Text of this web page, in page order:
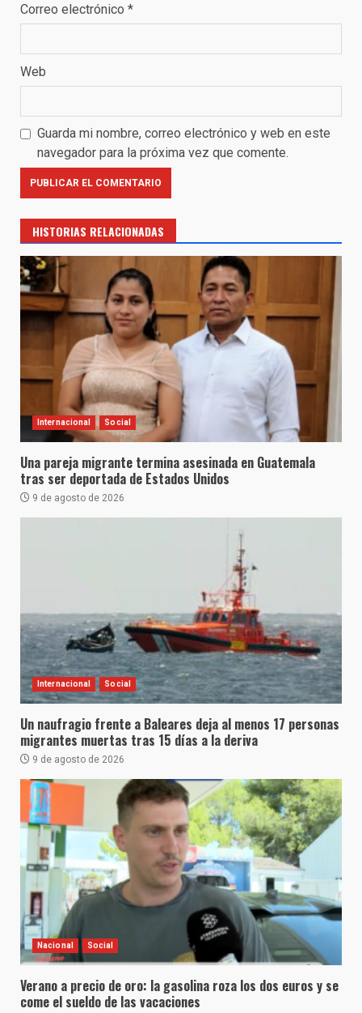
Correo electrónico *
Web
Guarda mi nombre, correo electrónico y web en este
navegador para la próxima vez que comente.
HISTORIAS RELACIONADAS
Internacional Social
Una pareja migrante termina asesinada en Guatemala
tras ser deportada de Estados Unidos
9 de agosto de 2026
Internacional Social
Un naufragio frente a Baleares deja al menos 17 personas
migrantes muertas tras 15 días a la deriva
9 de agosto de 2026
Nacional Social
Verano a precio de oro: la gasolina roza los dos euros y se
come el sueldo de las vacaciones